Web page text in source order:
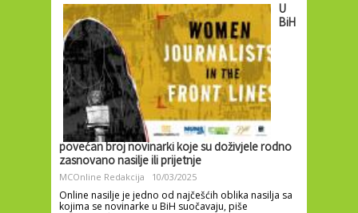
U
BiH
povećan broj novinarki koje su doživjele rodno
zasnovano nasilje ili prijetnje
MCOnline Redakcija 10/03/2025
Online nasilje je jedno od najčešćih oblika nasilja sa
kojima se novinarke u BiH suočavaju, piše